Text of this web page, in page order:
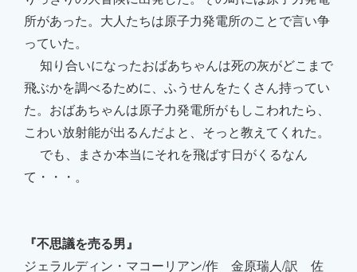
所があった。大人たちは原子力発電所のことで言い争
っていた。
知り合いになったおばあちゃんは死の灰がどこまで
飛ぶかを調べるために、ふうせんをたくさん持ってい
た。おばあちゃんは原子力発電所がもしこわれたら、
こわい放射能が出るんだよと、そっと教えてくれた。
でも、まさか本当にそれを飛ばす日がくるなん
て・・・。
『不思議を売る男』
ジェラルディン・マコーリアン/作 金原瑞人/訳 佐